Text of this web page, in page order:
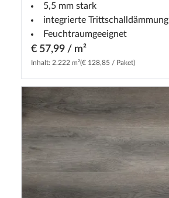
5,5 mm stark
integrierte Trittschalldämmung
Feuchtraumgeeignet
€ 57,99 / m²
Inhalt: 2.222 m²(€ 128,85 / Paket)